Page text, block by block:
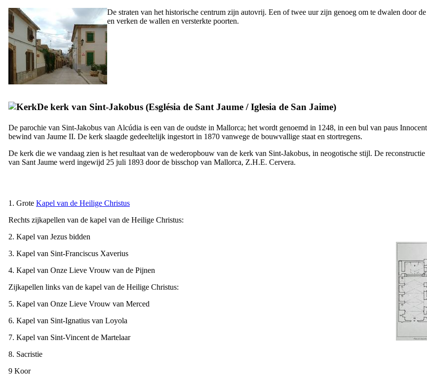
De straten van het historische centrum zijn autovrij. Een of twee uur zijn genoeg om te dwalen door
en verken de wallen en versterkte poorten.
De kerk van Sint-Jakobus (Església de Sant Jaume /Iglesia de San Jaime)
De parochie van Sint-Jakobus van Alcúdia is een van de oudste in Mallorca; het wordt genoemd in 1248, in een bul van paus
bewind van Jaume II. De kerk slaagde gedeeltelijk ingestort in 1870 vanwege de bouwvallige staat en stortregens.
De kerk die we vandaag zien is het resultaat van de wederopbouw van de kerk van Sint-Jakobus, in neogotische stijl. De
van Sant Jaume werd ingewijd 25 juli 1893 door de bisschop van Mallorca, Z.H.E. Cervera.
1. Grote Kapel van de Heilige Christus
Rechts zijkapellen van de kapel van de Heilige Christus:
2. Kapel van Jezus bidden
3. Kapel van Sint-Franciscus Xaverius
4. Kapel van Onze Lieve Vrouw van de Pijnen
Zijkapellen links van de kapel van de Heilige Christus:
5. Kapel van Onze Lieve Vrouw van Merced
6. Kapel van Sint-Ignatius van Loyola
7. Kapel van Sint-Vincent de Martelaar
8. Sacristie
9 Koor